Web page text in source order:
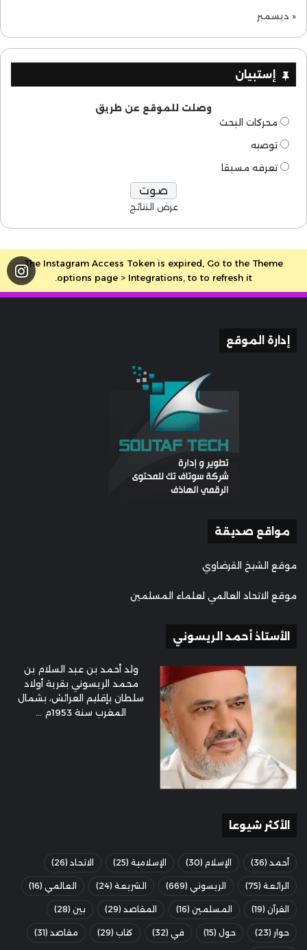
« ديسمبر
إستبيان
وصلت للموقع عن طريق
محركات البحث
توصيه
تعرفه مسبقا
عرض النتائج
The Instagram Access Token is expired, Go to the Theme
options page > Integrations, to to refresh it.
إدارة الموقع
مواقع صديقة
موقع الشيخ القرضاوي
موقع الاتحاد العالمي لعلماء المسلمين
الأستاذ أحمد الريسوني
ولد أحمد بن عبد السلام بن
محمد الريسوني بقرية أولاد
سلطان بإقليم العرائش، بشمال
المغرب سنة 1953م ...
الأكثر شيوعا
أحمد (36) الإسلام (30) الإسلامية (25) الاتحاد (26)
الرائعة (75) الريسوني (669) الشريعة (24) العالمي (16)
القرآن (19) المسلمين (16) المقاصد (29) بين (28)
حوار (23) حول (15) في (32) كتاب (29) مقاصد (31)